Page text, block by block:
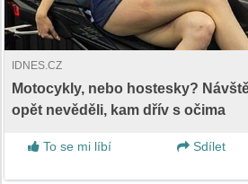
IDNES.CZ
Motocykly, nebo hostesky?
opět nevěděli, kam dřív s očima
To se mi líbí
Sdílet